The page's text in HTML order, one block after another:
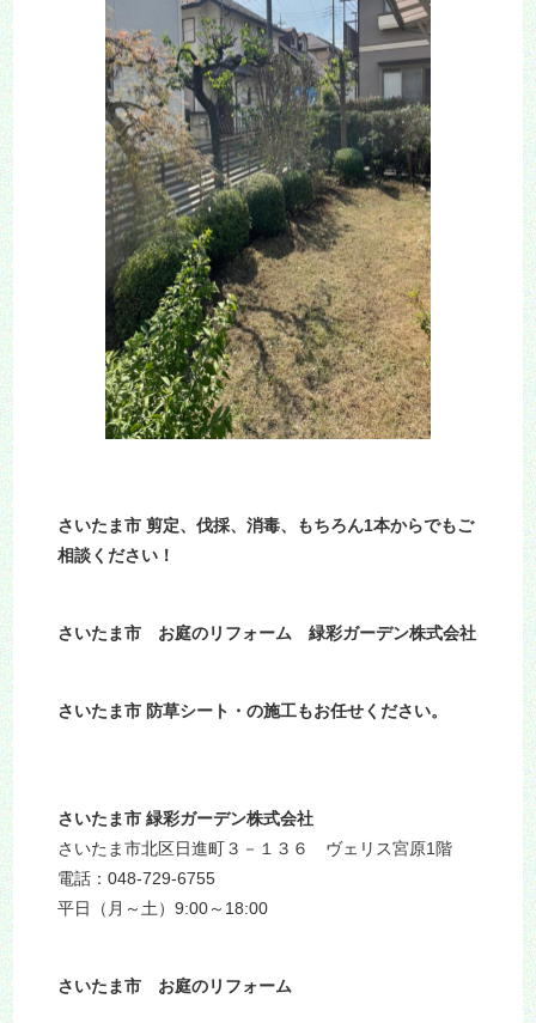
さいたま市 剪定、伐採、消毒、もちろん1本からでもご
相談ください！
さいたま市 お庭のリフォーム 緑彩ガーデン株式会社
さいたま市 防草シート・の施工もお任せください。
さいたま市 緑彩ガーデン株式会社
さいたま市北区日進町３－１３６ ヴェリス宮原1階
電話：048-729-6755
平日（月～土）9:00～18:00
さいたま市 お庭のリフォーム